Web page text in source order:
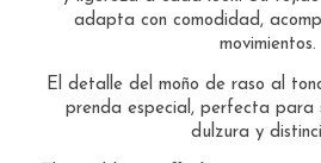
adapta con comodidad,
movimientos.
El detalle del moño de raso al
prenda especial, perfecta para
dulzura y